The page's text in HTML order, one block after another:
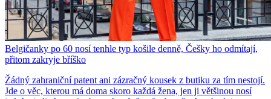
Belgičanky po 60 nosí tenhle typ košile denně, Češky ho odmítají,
přitom zakryje bříško
Žádný zahraniční patent ani zázračný kousek z butiku za tím nestojí.
Jde o věc, kterou má doma skoro každá žena, jen ji většinou nosí